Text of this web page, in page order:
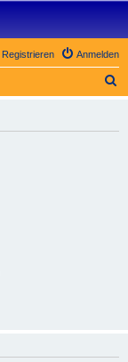
Anmelden
Registrieren